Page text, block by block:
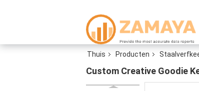
Thuis Producten
Custom Creative Goodie